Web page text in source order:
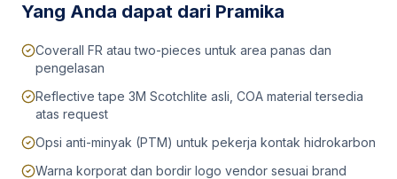
Yang Anda dapat dari Pramika
Coverall FR atau two-pieces untuk area panas dan
pengelasan
Reflective tape 3M Scotchlite asli, COA material tersedia
atas request
Opsi anti-minyak (PTM) untuk pekerja kontak hidrokarbon
Warna korporat dan bordir logo vendor sesuai brand